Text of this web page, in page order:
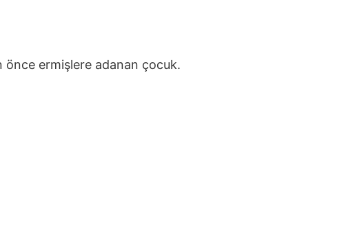
önce ermişlere adanan çocuk.